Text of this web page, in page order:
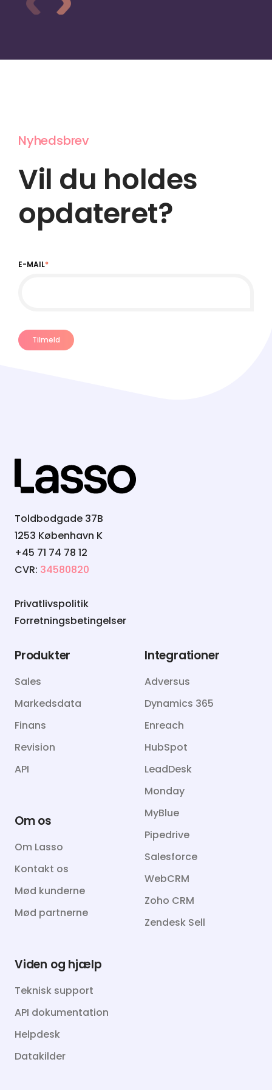
Nyhedsbrev
Vil du holdes
opdateret?
E-MAIL*
Toldbodgade 37B
1253 København K
+45 71 74 78 12
CVR: 34580820
Privatlivspolitik
Forretningsbetingelser
Produkter
Sales
Markedsdata
Finans
Revision
API
Integrationer
Adversus
Dynamics 365
Enreach
HubSpot
LeadDesk
Monday
MyBlue
Pipedrive
Salesforce
WebCRM
Zoho CRM
Zendesk Sell
Om os
Om Lasso
Kontakt os
Mød kunderne
Mød partnerne
Viden og hjælp
Teknisk support
API dokumentation
Helpdesk
Datakilder